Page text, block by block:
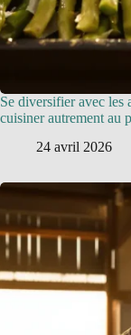
Se diversifier avec les
cuisiner autrement au
24 avril 2026